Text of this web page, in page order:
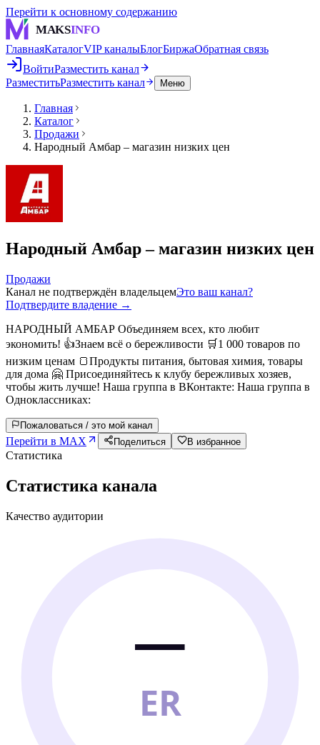
Перейти к основному содержанию
MAKSINFO
ГлавнаяКаталогVIP каналыБлогБиржаОбратная связь
ВойтиРазместить канал
РазместитьРазместить канал Меню
Главная
Каталог
Продажи
Народный Амбар – магазин низких цен
Народный Амбар – магазин низких цен
Продажи
Канал не подтверждён владельцемЭто ваш канал?
Подтвердите владение →
НАРОДНЫЙ АМБАР Объединяем всех, кто любит
экономить! 👍Знаем всё о бережливости 🛒1 000 товаров по
низким ценам 🍞Продукты питания, бытовая химия, товары
для дома 🤗 Присоединяйтесь к клубу бережливых хозяев,
чтобы жить лучше! Наша группа в ВКонтакте: Наша группа в
Одноклассниках:
Пожаловаться / это мой канал
Перейти в MAX Поделиться В избранное
Статистика
Статистика канала
Качество аудитории
—
ER